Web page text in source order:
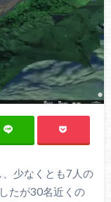
少なくとも7人の
たが30名近くの